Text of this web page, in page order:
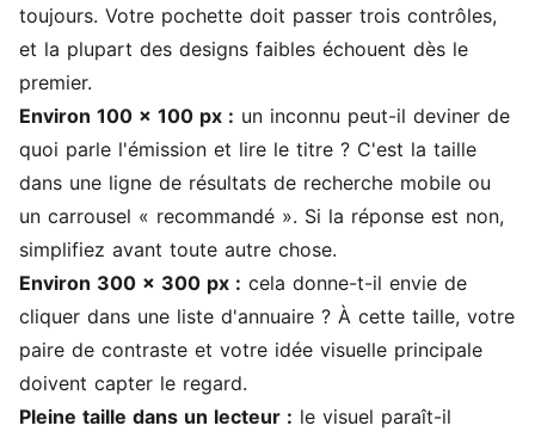
toujours. Votre pochette doit passer trois contrôles,
et la plupart des designs faibles échouent dès le
premier.
Environ 100 x 100 px : un inconnu peut-il deviner de
quoi parle l'émission et lire le titre ? C'est la taille
dans une ligne de résultats de recherche mobile ou
un carrousel « recommandé ». Si la réponse est non,
simplifiez avant toute autre chose.
Environ 300 x 300 px : cela donne-t-il envie de
cliquer dans une liste d'annuaire ? À cette taille, votre
paire de contraste et votre idée visuelle principale
doivent capter le regard.
Pleine taille dans un lecteur : le visuel paraît-il